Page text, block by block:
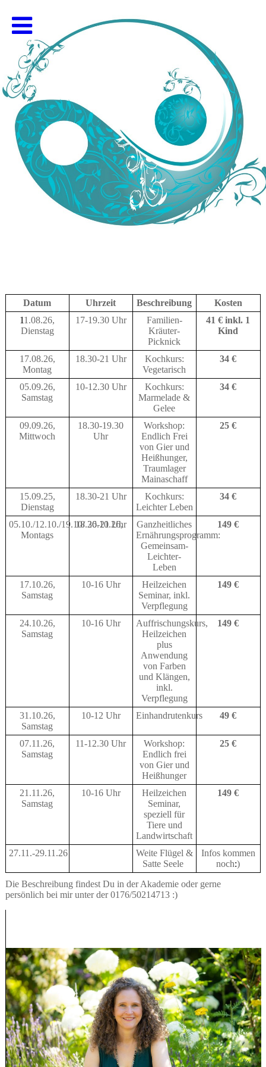
Datum Uhrzeit Beschreibung
Kosten
11.08.26,
Dienstag
17-19.30 Uhr
Familien-
Kräuter-
Picknick
41 € inkl. 1
Kind
17.08.26,
Montag
18.30-21 Uhr
Kochkurs:
Vegetarisch
34 €
05.09.26,
Samstag
10-12.30 Uhr
Kochkurs:
Marmelade &
Gelee
34 €
09.09.26,
Mittwoch
18.30-19.30
Uhr
Workshop:
Endlich Frei
von Gier und
Heißhunger,
Traumlager
Mainaschaff
25 €
15.09.25,
Dienstag
18.30-21 Uhr
Kochkurs:
Leichter Leben
34 €
05.10./12.10./19.10/26.10.26,
Montags
18.30-21 Uhr
Ganzheitliches
Ernährungsprogramm:
Gemeinsam-
Leichter-
Leben
149 €
17.10.26,
Samstag
10-16 Uhr
Heilzeichen
Seminar, inkl.
Verpflegung
149 €
24.10.26,
Samstag
10-16 Uhr
Auffrischungskurs,
Heilzeichen
plus
Anwendung
von Farben
und Klängen,
inkl.
Verpflegung
149 €
31.10.26,
Samstag
10-12 Uhr Einhandrutenkurs 49 €
07.11.26,
Samstag
11-12.30 Uhr
Workshop:
Endlich frei
von Gier und
Heißhunger
25 €
21.11.26,
Samstag
10-16 Uhr
Heilzeichen
Seminar,
speziell für
Tiere und
Landwirtschaft
149 €
27.11.-29.11.26
Weite Flügel &
Satte Seele
Infos kommen
noch:)
Die Beschreibung findest Du in der Akademie oder gerne
persönlich bei mir unter der 0176/50214713 :)